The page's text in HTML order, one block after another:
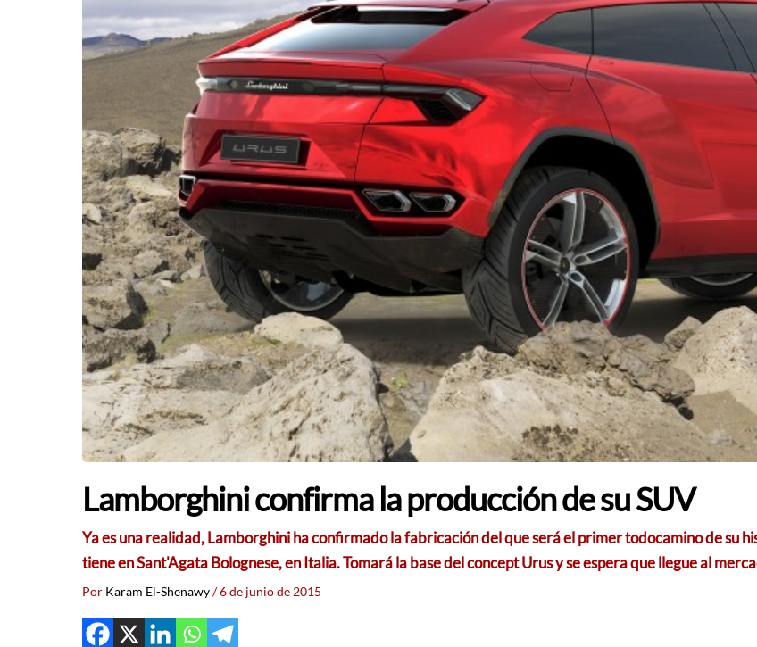
Lamborghini confirma la producción de su SUV
Ya es una realidad, Lamborghini ha confirmado la fabricación del que será el primer todocamino de su
tiene en Sant'Agata Bolognese, en Italia. Tomará la base del concept Urus y se espera que llegue al
Por Karam El-Shenawy/6 de junio de 2015